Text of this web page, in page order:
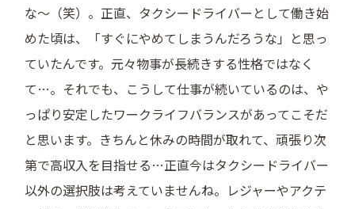
な〜（笑）。正直、タクシードライバーとして働き始
めた頃は、「すぐにやめてしまうんだろうな」と思っ
ていたんです。元々物事が長続きする性格ではなく
て…。それでも、こうして仕事が続いているのは、や
っぱり安定したワークライフバランスがあってこそだ
と思います。きちんと休みの時間が取れて、頑張り次
第で高収入を目指せる…正直今はタクシードライバー
以外の選択肢は考えていませんね。レジャーやアクテ